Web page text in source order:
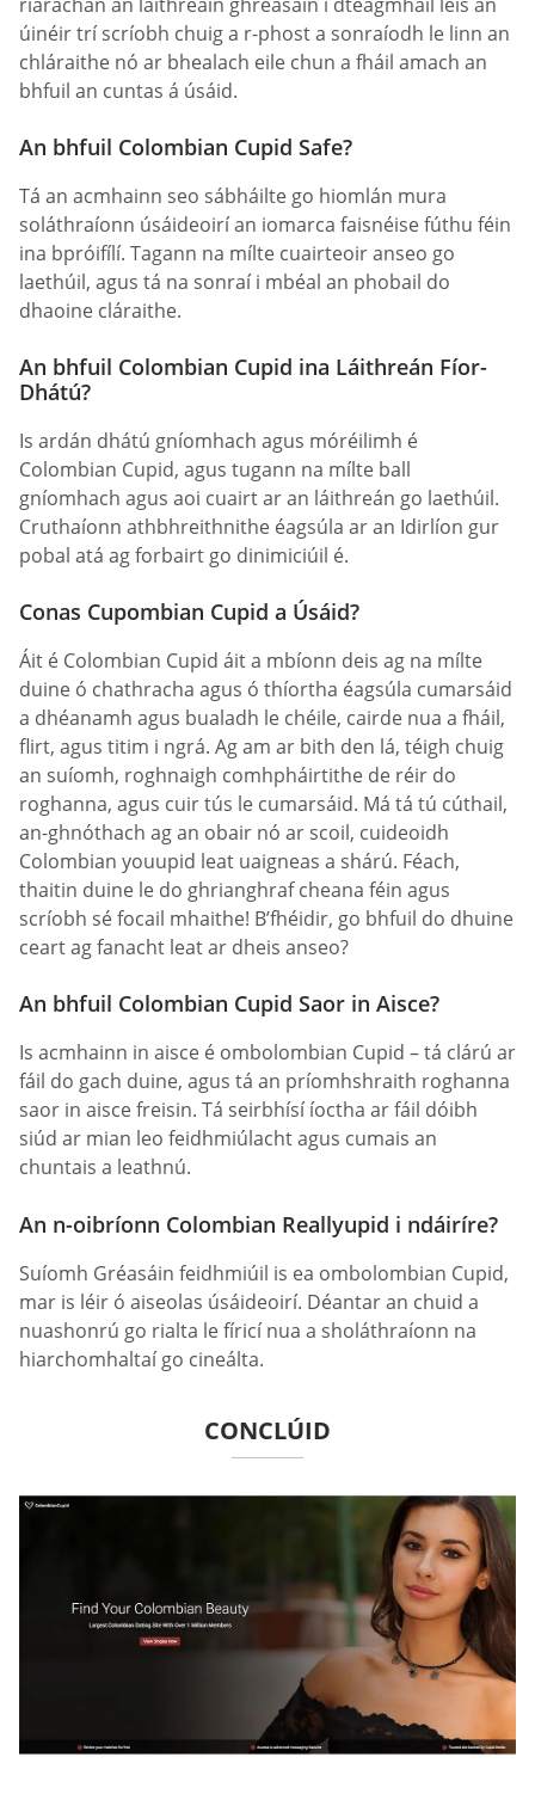
úinéir trí scríobh chuig a r-phost a sonraíodh le linn an
chláraithe nó ar bhealach eile chun a fháil amach an
bhfuil an cuntas á úsáid.
An bhfuil Сolombian Сupid Safe?
Tá an acmhainn seo sábháilte go hiomlán mura
soláthraíonn úsáideoirí an iomarca faisnéise fúthu féin
ina bpróifílí. Tagann na mílte cuairteoir anseo go
laethúil, agus tá na sonraí i mbéal an phobail do
dhaoine cláraithe.
An bhfuil Сolombian Сupid ina Láithreán Fíor-
Dhátú?
Is ardán dhátú gníomhach agus móréilimh é
Сolombian Сupid, agus tugann na mílte ball
gníomhach agus aoi cuairt ar an láithreán go laethúil.
Cruthaíonn athbhreithnithe éagsúla ar an Idirlíon gur
pobal atá ag forbairt go dinimiciúil é.
Conas Сupombian Сupid a Úsáid?
Áit é Сolombian Сupid áit a mbíonn deis ag na mílte
duine ó chathracha agus ó thíortha éagsúla cumarsáid
a dhéanamh agus bualadh le chéile, cairde nua a fháil,
flirt, agus titim i ngrá. Ag am ar bith den lá, téigh chuig
an suíomh, roghnaigh comhpháirtithe de réir do
roghanna, agus cuir tús le cumarsáid. Má tá tú cúthail,
an-ghnóthach ag an obair nó ar scoil, cuideoidh
Сolombian youupid leat uaigneas a shárú. Féach,
thaitin duine le do ghrianghraf cheana féin agus
scríobh sé focail mhaithe! B’fhéidir, go bhfuil do dhuine
ceart ag fanacht leat ar dheis anseo?
An bhfuil Сolombian Сupid Saor in Aisce?
Is acmhainn in aisce é ombolombian Сupid – tá clárú ar
fáil do gach duine, agus tá an príomhshraith roghanna
saor in aisce freisin. Tá seirbhísí íoctha ar fáil dóibh
siúd ar mian leo feidhmiúlacht agus cumais an
chuntais a leathnú.
An n-oibríonn Сolombian Reallyupid i ndáiríre?
Suíomh Gréasáin feidhmiúil is ea ombolombian Сupid,
mar is léir ó aiseolas úsáideoirí. Déantar an chuid a
nuashonrú go rialta le fíricí nua a sholáthraíonn na
hiarchomhaltaí go cineálta.
CONCLÚID